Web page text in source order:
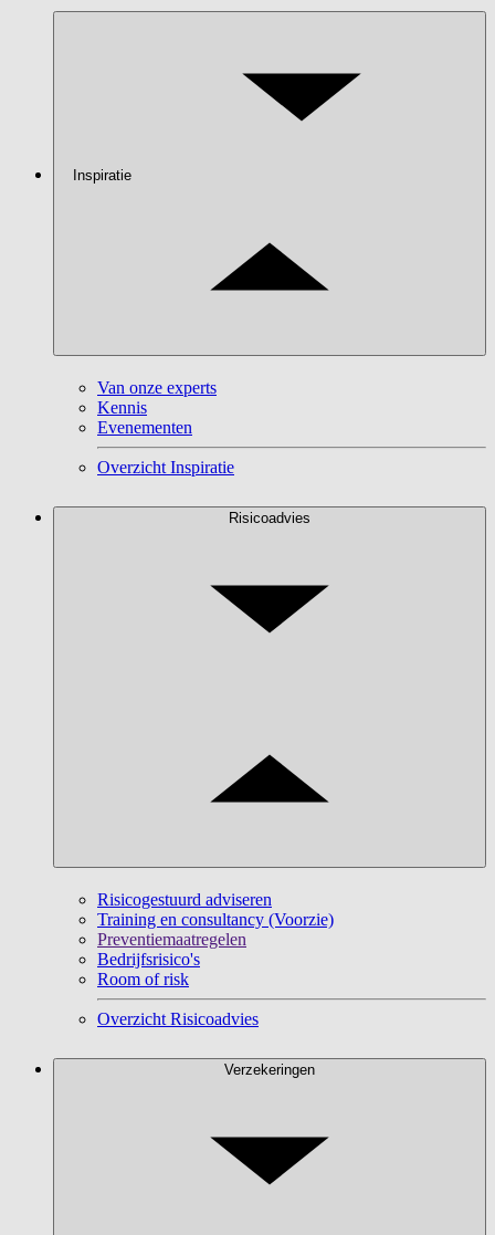
Inspiratie
Van onze experts
Kennis
Evenementen
Overzicht Inspiratie
Risicoadvies
Risicogestuurd adviseren
Training en consultancy (Voorzie)
Preventiemaatregelen
Bedrijfsrisico's
Room of risk
Overzicht Risicoadvies
Verzekeringen